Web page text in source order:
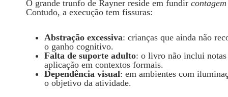
O grande trunfo de Rayner reside em fundir contagem
Contudo, a execução tem fissuras:
Abstração excessiva: crianças que ainda não
o ganho cognitivo.
Falta de suporte adulto: o livro não inclui notas
aplicação em contextos formais.
Dependência visual: em ambientes com
o objetivo da atividade.